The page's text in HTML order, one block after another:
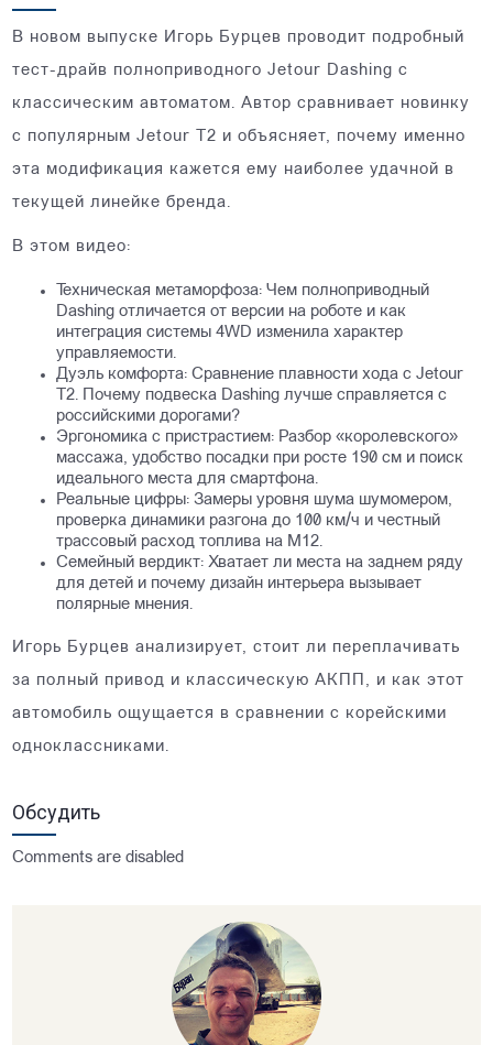
В новом выпуске Игорь Бурцев проводит подробный
тест-драйв полноприводного Jetour Dashing с
классическим автоматом. Автор сравнивает новинку
с популярным Jetour T2 и объясняет, почему именно
эта модификация кажется ему наиболее удачной в
текущей линейке бренда.
В этом видео:
Техническая метаморфоза: Чем полноприводный
Dashing отличается от версии на роботе и как
интеграция системы 4WD изменила характер
управляемости.
Дуэль комфорта: Сравнение плавности хода с Jetour
T2. Почему подвеска Dashing лучше справляется с
российскими дорогами?
Эргономика с пристрастием: Разбор «королевского»
массажа, удобство посадки при росте 190 см и поиск
идеального места для смартфона.
Реальные цифры: Замеры уровня шума шумомером,
проверка динамики разгона до 100 км/ч и честный
трассовый расход топлива на М12.
Семейный вердикт: Хватает ли места на заднем ряду
для детей и почему дизайн интерьера вызывает
полярные мнения.
Игорь Бурцев анализирует, стоит ли переплачивать
за полный привод и классическую АКПП, и как этот
автомобиль ощущается в сравнении с корейскими
одноклассниками.
Обсудить
Comments are disabled